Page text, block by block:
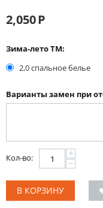
2,050Р
Зима-лето ТМ:
2,0 спальное белье
Варианты замен при
Кол-во: +
−
В КОРЗИНУ